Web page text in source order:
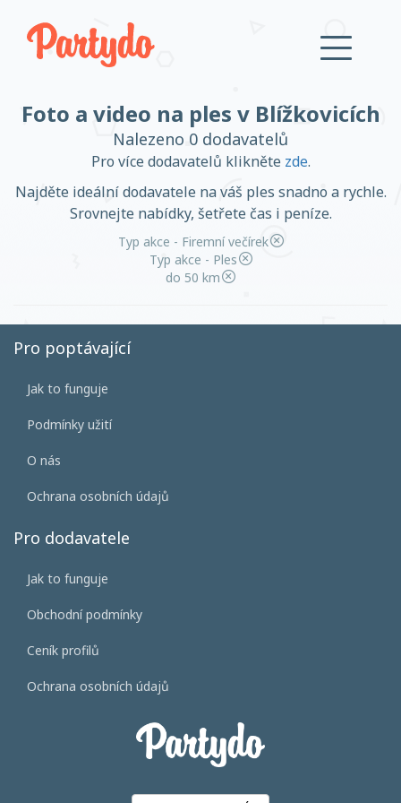
Založit účet
Přihlásit se
Založit účet
Foto a video na ples v Blížkovicích
Nalezeno 0 dodavatelů
Pro více dodavatelů klikněte zde.
Najděte ideální dodavatele na váš ples snadno a rychle.
Srovnejte nabídky, šetřete čas i peníze.
Typ akce - Firemní večírek
Typ akce - Ples
do 50 km
Pro poptávající
Jak to funguje
Podmínky užití
O nás
Ochrana osobních údajů
Pro dodavatele
Jak to funguje
Obchodní podmínky
Ceník profilů
Ochrana osobních údajů